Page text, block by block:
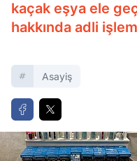
kaçak eşya ele
hakkında adli
Asayiş